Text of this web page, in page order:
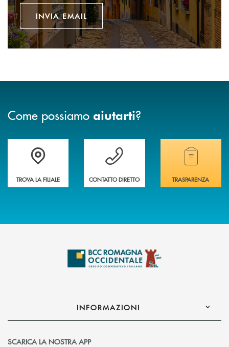
INVIA EMAIL
Come possiamo aiutarti?
Accedi all' elenco completo delle filiali della banca.
TROVA LA FILIALE
Hai bisogno di assistenza immediata?
CONTATTO DIRETTO
Hai bisogno di
TRASPARENZA
INFORMAZIONI
SCARICA LA NOSTRA APP